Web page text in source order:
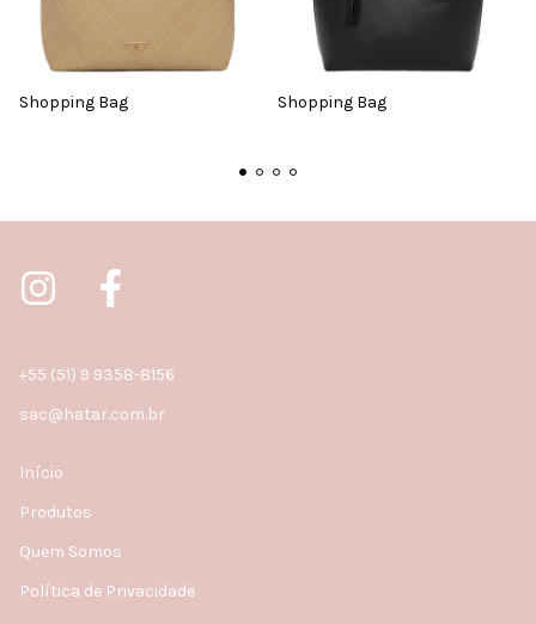
Shopping Bag Shopping Bag
+55 (51) 9 9358-8156
sac@hatar.com.br
Início
Produtos
Quem Somos
Política de Privacidade